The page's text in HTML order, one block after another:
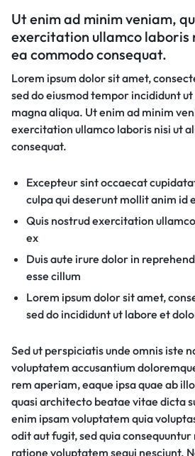
Ut enim ad minim veniam,
exercitation ullamco laboris
ea commodo consequat.
Lorem ipsum dolor sit amet,
sed do eiusmod tempor incididunt
magna aliqua. Ut enim ad minim
exercitation ullamco laboris nisi ut
consequat.
Excepteur sint occaecat
culpa qui deserunt mollit anim id
Quis nostrud exercitation
ex
Duis aute irure dolor in
esse cillum
Lorem ipsum dolor sit amet,
sed do incididunt ut labore et
Sed ut perspiciatis unde omnis iste
voluptatem accusantium
rem aperiam, eaque ipsa quae ab
quasi architecto beatae vitae dicta
enim ipsam voluptatem quia
odit aut fugit, sed quia consequuntur
ratione voluptatem sequi nesciunt.